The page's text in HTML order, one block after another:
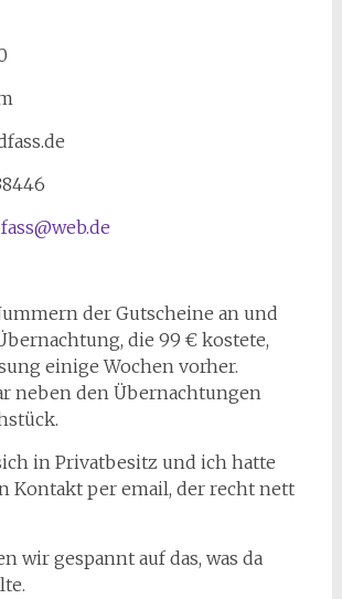
der Gutscheine an und
die 99 € kostete,
einige Wochen vorher.
neben den Übernachtungen
in Privatbesitz und ich hatte
Kontakt per email, der recht nett
wir gespannt auf das, was da